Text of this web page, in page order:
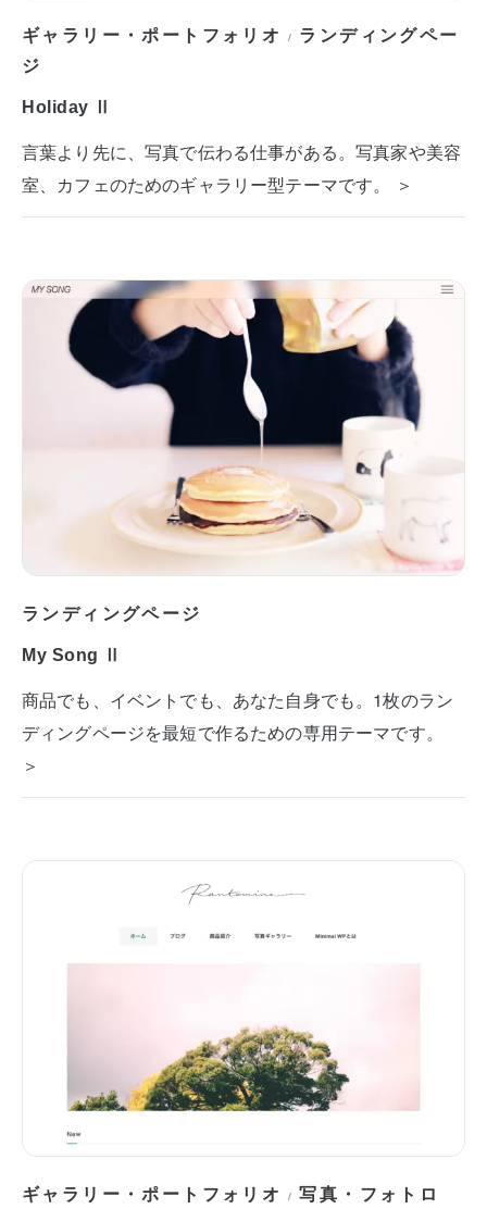
ギャラリー・ポートフォリオ / ランディングペー
ジ
Holiday Ⅱ
言葉より先に、写真で伝わる仕事がある。写真家や美容
室、カフェのためのギャラリー型テーマです。 ＞
ランディングページ
My Song Ⅱ
商品でも、イベントでも、あなた自身でも。1枚のラン
ディングページを最短で作るための専用テーマです。
＞
ギャラリー・ポートフォリオ /写真・フォトロ